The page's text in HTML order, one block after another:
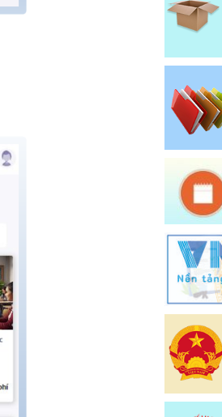
Trạm Y tế xã Pa Ủ
Trạm Y tế xã Khoen On
Trạm Y tế xã Thu Lũm
Trạm Y tế xã Nậm Tăm
Trạm Y tế xã Bum Tở
Trạm Y tế xã Nậm Cuổi
Trạm Y tế xã Khổng Lào
Trạm Y tế Phường Tân
Há
ký trước năm 2024
Đào